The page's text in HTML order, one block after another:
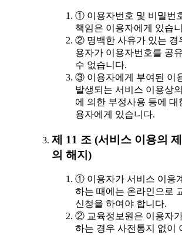
① 이용자번호 및 비밀번
책임은 이용자에게 있습
② 명백한 사유가 있는 경
용자가 이용자번호를 공
수 없습니다.
③ 이용자에게 부여된 이
발생되는 서비스 이용상
에 의한 부정사용 등에 대
용자에게 있습니다.
제 11 조 (서비스 이용의
의 해지)
① 이용자가 서비스 이용
하는 때에는 온라인으로
신청을 하여야 합니다.
② 교육정보원은 이용자
하는 경우 사전통지 없이